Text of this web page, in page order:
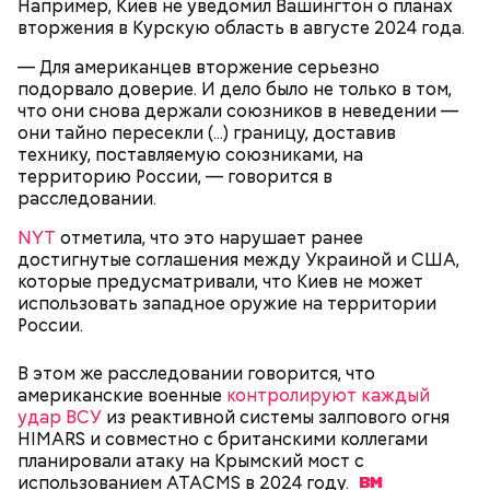
Например, Киев не уведомил Вашингтон о планах
вторжения в Курскую область в августе 2024 года.
— Для американцев вторжение серьезно
подорвало доверие. И дело было не только в том,
что они снова держали союзников в неведении —
они тайно пересекли (...) границу, доставив
технику, поставляемую союзниками, на
территорию России, — говорится в
расследовании.
NYT отметила, что это нарушает ранее
достигнутые соглашения между Украиной и США,
которые предусматривали, что Киев не может
использовать западное оружие на территории
России.
В этом же расследовании говорится, что
американские военные контролируют каждый
удар ВСУ из реактивной системы залпового огня
HIMARS и совместно с британскими коллегами
планировали атаку на Крымский мост с
использованием ATACMS в 2024 году.
Фото: public domain
работала гувернанткой в марсельской семье, а в
1920 году переехала в Версаль, где была на
протяжении 16 лет учителем в двух семьях. В 1923
году она стала послушницей в монастыре и спустя
20 лет приняла монашество в одном из парижских
монастырей.